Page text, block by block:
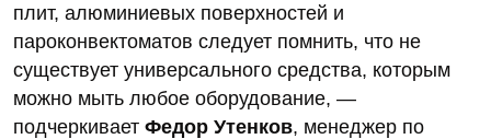
плит, алюминиевых поверхностей и
пароконвектоматов следует помнить, что не
существует универсального средства, которым
можно мыть любое оборудование, —
подчеркивает Федор Утенков, менеджер по